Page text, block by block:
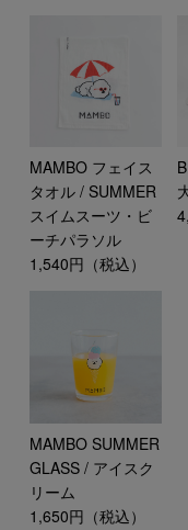
MAMBO フェイス
タオル / SUMMER
スイムスーツ・ビ
ーチパラソル
1,540円（税込）
MAMBO SUMMER
GLASS / アイスク
リーム
1,650円（税込）